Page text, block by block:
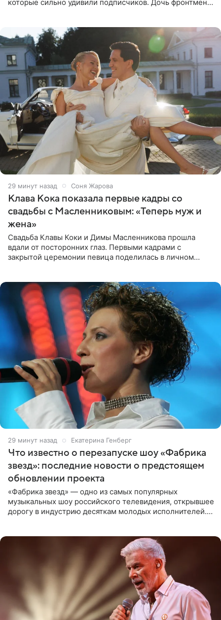
которые сильно удивили подписчиков. Дочь фронтмена
29 минут назад Соня Жарова
Клава Кока показала первые кадры со
свадьбы с Масленниковым: «Теперь муж и
жена»
Свадьба Клавы Коки и Димы Масленникова прошла
вдали от посторонних глаз. Первыми кадрами с
закрытой церемонии певица поделилась в личном
29 минут назад Екатерина Генберг
Что известно о перезапуске шоу «Фабрика
звезд»: последние новости о предстоящем
обновлении проекта
«Фабрика звезд» — одно из самых популярных
музыкальных шоу российского телевидения, открывшее
дорогу в индустрию десяткам молодых исполнителей.